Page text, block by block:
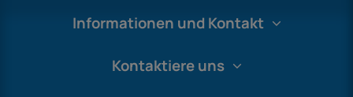
Informationen und Kontakt
Kontaktiere uns